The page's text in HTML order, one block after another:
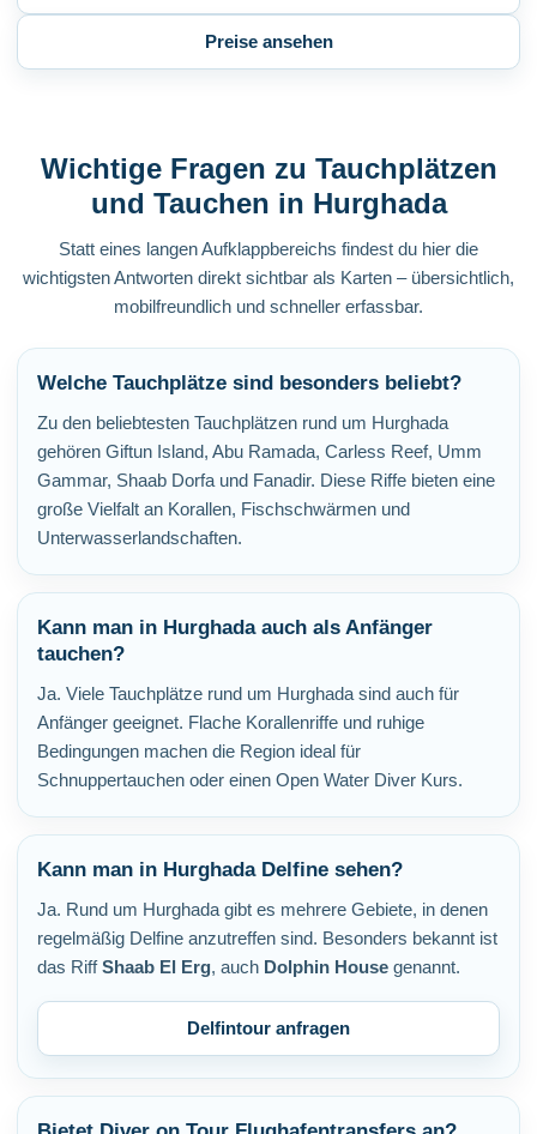
Preise ansehen
Wichtige Fragen zu Tauchplätzen
und Tauchen in Hurghada
Statt eines langen Aufklappbereichs findest du hier die
wichtigsten Antworten direkt sichtbar als Karten – übersichtlich,
mobilfreundlich und schneller erfassbar.
Welche Tauchplätze sind besonders beliebt?
Zu den beliebtesten Tauchplätzen rund um Hurghada
gehören Giftun Island, Abu Ramada, Carless Reef, Umm
Gammar, Shaab Dorfa und Fanadir. Diese Riffe bieten eine
große Vielfalt an Korallen, Fischschwärmen und
Unterwasserlandschaften.
Kann man in Hurghada auch als Anfänger
tauchen?
Ja. Viele Tauchplätze rund um Hurghada sind auch für
Anfänger geeignet. Flache Korallenriffe und ruhige
Bedingungen machen die Region ideal für
Schnuppertauchen oder einen Open Water Diver Kurs.
Kann man in Hurghada Delfine sehen?
Ja. Rund um Hurghada gibt es mehrere Gebiete, in denen
regelmäßig Delfine anzutreffen sind. Besonders bekannt ist
das RiffShaab El Erg, auch Dolphin House genannt.
Delfintour anfragen